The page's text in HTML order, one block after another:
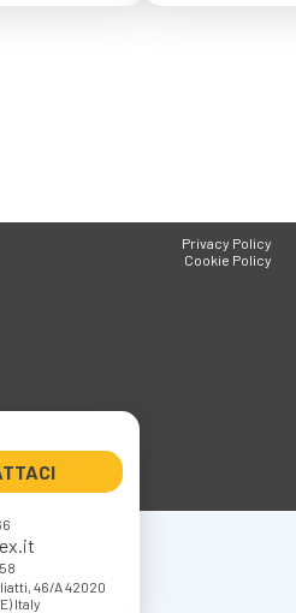
46/A 42020
Italy
Privacy Policy
Cookie Policy